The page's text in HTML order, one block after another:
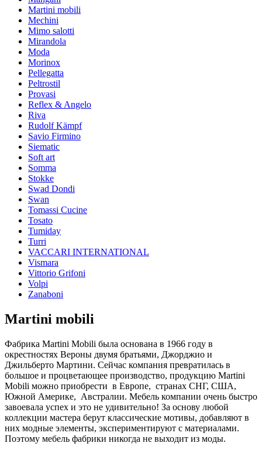
Martini mobili
Mechini
Mimo salotti
Mirandola
Moda
Morinox
Pellegatta
Peltrostil
Provasi
Reflex & Angelo
Riva
Rudolf Kämpf
Savio Firmino
Siematic
Soft art
Somma
Stokke
Swad Dondi
Swan
Tomassi Cucine
Tosato
Tumiday
Turri
VACCARI INTERNATIONAL
Vismara
Vittorio Grifoni
Volpi
Zanaboni
Martini mobili
Фабрика Martini Mobili была основана в 1966 году в
окрестностях Вероны двумя братьями, Джорджио и
Джильберто Мартини. Сейчас компания превратилась в
большое и процветающее производство, продукцию Martini
Mobili можно приобрести в Европе, странах СНГ, США,
Южной Америке, Австралии. Мебель компании очень быстро
завоевала успех и это не удивительно! За основу любой
коллекции мастера берут классические мотивы, добавляют в
них модные элементы, экспериментируют с материалами.
Поэтому мебель фабрики никогда не выходит из моды.